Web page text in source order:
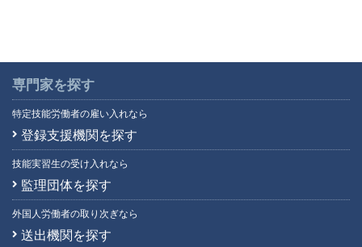
専門家を探す
特定技能労働者の雇い入れなら
登録支援機関を探す
技能実習生の受け入れなら
監理団体を探す
外国人労働者の取り次ぎなら
送出機関を探す